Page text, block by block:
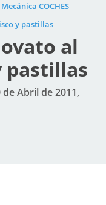
COCHES
y pastillas
al
pastillas
Abril de 2011,